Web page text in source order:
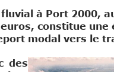
à Port 2000,
constitue une
modal vers le
des